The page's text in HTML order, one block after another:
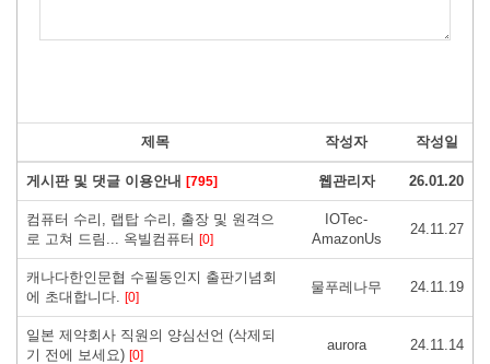
제목 작성자 작성일
게시판 및 댓글 이용안내 [795] 웹관리자 26.01.20
컴퓨터 수리, 랩탑 수리, 출장 및 원격으
로 고쳐 드림... 옥빌컴퓨터 [0]
IOTec-
AmazonUs
24.11.27
캐나다한인문협 수필동인지 출판기념회
에 초대합니다. [0]
물푸레나무 24.11.19
일본 제약회사 직원의 양심선언 (삭제되
기 전에 보세요) [0]
aurora 24.11.14